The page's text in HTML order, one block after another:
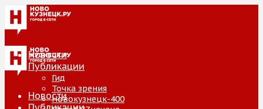
Новости
Публикации
Гид
Точка зрения
Новокузнецк-400
Новости